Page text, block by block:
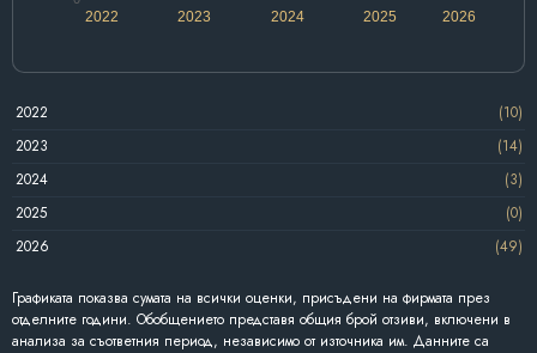
2022 2024 2026
2023 2025
2022
(10)
2023
(14)
2024
(3)
2025
(0)
2026
(49)
Графиката показва сумата на всички оценки, присъдени на фирмата през
отделните години. Обобщението представя общия брой отзиви, включени в
анализа за съответния период, независимо от източника им. Данните са